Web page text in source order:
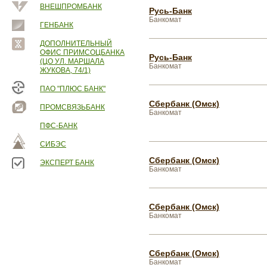
ВНЕШПРОМБАНК
ГЕНБАНК
ДОПОЛНИТЕЛЬНЫЙ
ОФИС ПРИМСОЦБАНКА
(ЦО УЛ. МАРШАЛА
ЖУКОВА, 74/1)
ПАО "ПЛЮС БАНК"
ПРОМСВЯЗЬБАНК
ПФС-БАНК
СИБЭС
ЭКСПЕРТ БАНК
Русь-Банк
Банкомат
Русь-Банк
Банкомат
Сбербанк (Омск)
Банкомат
Сбербанк (Омск)
Банкомат
Сбербанк (Омск)
Банкомат
Сбербанк (Омск)
Банкомат